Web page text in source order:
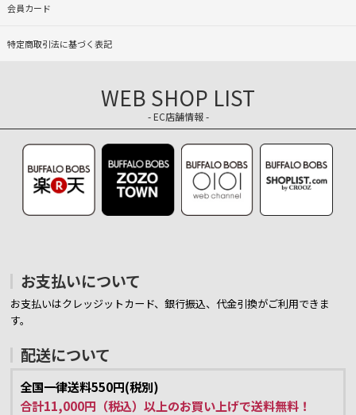
会員カード
特定商取引法に基づく表記
WEB SHOP LIST
- EC店舗情報 -
お支払いについて
お支払いはクレッジットカード、銀行振込、代金引換がご利用できま
す。
配送について
全国一律送料550円(税別)
合計11,000円（税込）以上のお買い上げで送料無料！